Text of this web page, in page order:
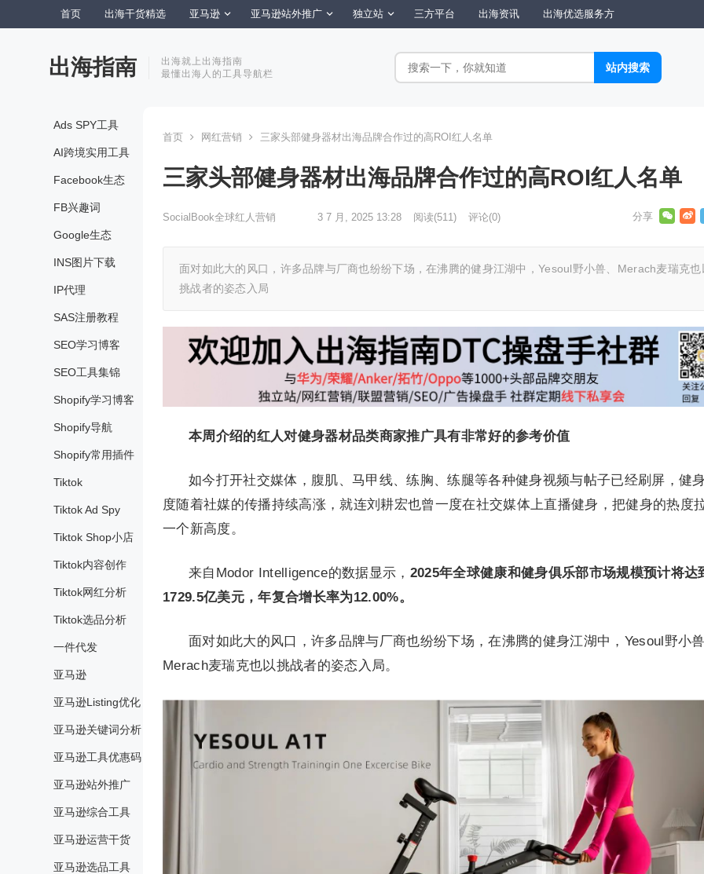
首页 出海干货精选 亚马逊 亚马逊站外推广 独立站 三方平台 出海资讯 出海优选服务方
出海指南
出海就上出海指南
最懂出海人的工具导航栏
Ads SPY工具
AI跨境实用工具
Facebook生态
FB兴趣词
Google生态
INS图片下载
IP代理
SAS注册教程
SEO学习博客
SEO工具集锦
Shopify学习博客
Shopify导航
Shopify常用插件
Tiktok
Tiktok Ad Spy
Tiktok Shop小店
Tiktok内容创作
Tiktok网红分析
Tiktok选品分析
一件代发
亚马逊
亚马逊Listing优化
亚马逊关键词分析
亚马逊工具优惠码
亚马逊站外推广
亚马逊综合工具
亚马逊运营干货
亚马逊选品工具
首页 网红营销 三家头部健身器材出海品牌合作过的高ROI红人名单
三家头部健身器材出海品牌合作过的高ROI红人名单
SocialBook全球红人营销 3 7 月, 2025 13:28 阅读(511) 评论(0)
面对如此大的风口，许多品牌与厂商也纷纷下场，在沸腾的健身江湖中，Yesoul野小兽、Merach麦瑞克也
挑战者的姿态入局
本周介绍的红人对健身器材品类商家推广具有非常好的参考价值
如今打开社交媒体，腹肌、马甲线、练胸、练腿等各种健身视频与帖子已经刷屏，健
度随着社媒的传播持续高涨，就连刘耕宏也曾一度在社交媒体上直播健身，把健身的热度
一个新高度。
来自Modor Intelligence的数据显示， 2025年全球健康和健身俱乐部市场规模预计将达
1729.5亿美元，年复合增长率为12.00%。
面对如此大的风口，许多品牌与厂商也纷纷下场，在沸腾的健身江湖中，Yesoul野小
Merach麦瑞克也以挑战者的姿态入局。